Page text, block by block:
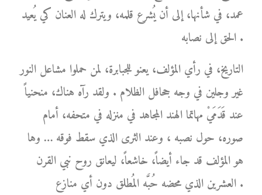
عمد، في شأنها، إلى أن يُشرع قلمه، ويترك له العنان كي يُعيد
الحق إلى نصابه .
التاريخ، في رأي المؤلف، يعنو للجبابرة، لمن حملوا مشاعل النور
غير وجلين في وجه جحافل الظلام . ولقد رآه هناك، منحنياً
عند قَدَمَيْ مهاتما الهند المجاهد في منزله في متحفه، أمام
صوره، حول نصبه ، وعند الثرى الذي سقط فوقه … وها
هو المؤلف قد جاء أيضاً، خاشعاً، ليعانق روح نبي القرن
العشرين الذي محضه حُبَّه المُطلق دون أي منازع .